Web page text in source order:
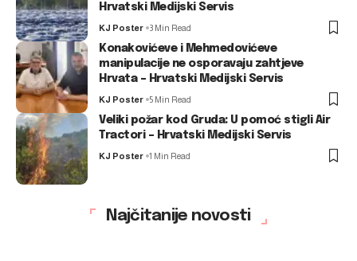
Hrvatski Medijski Servis
KJ Poster 3 Min Read
Konakovićeve i Mehmedovićeve
manipulacije ne osporavaju zahtjeve
Hrvata – Hrvatski Medijski Servis
KJ Poster 5 Min Read
Veliki požar kod Gruda: U pomoć stigli Air
Tractori – Hrvatski Medijski Servis
KJ Poster 1 Min Read
Najčitanije novosti